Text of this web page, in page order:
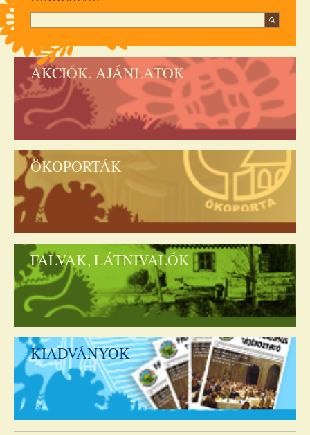
AKCIÓK, AJÁNLATOK
ÖKOPORTÁK
FALVAK, LÁTNIVALÓK
KIADVÁNYOK